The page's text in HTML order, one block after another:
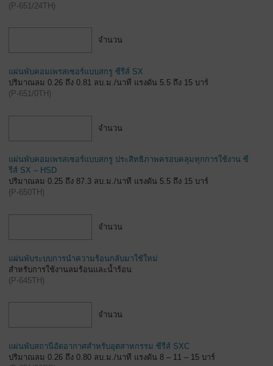
(P-651/24TH )
จำนวน
แผ่นพับคอมเพรสเซอร์แบบสกรู ซีรีส์ SX
ปริมาณลม 0.26 ถึง 0.81 ลบ.ม./นาที แรงดัน 5.5 ถึง 15 บาร์
(P-651/0TH )
จำนวน
แผ่นพับคอมเพรสเซอร์แบบสกรู ประสิทธิภาพครอบคลุมทุกการใช้งาน ซี
รีส์ SX – HSD
ปริมาณลม 0.25 ถึง 87.3 ลบ.ม./นาที แรงดัน 5.5 ถึง 15 บาร์
(P-650TH )
จำนวน
แผ่นพับระบบการนำความร้อนกลับมาใช้ใหม่
สำหรับการใช้งานลมร้อนและน้ำร้อน
(P-645TH)
จำนวน
แผ่นพับสถานีอัดอากาศสำหรับอุตสาหกรรม ซีรีส์ SXC
ปริมาณลม 0.26 ถึง 0.80 ลบ.ม./นาที แรงดัน 8 – 11 – 15 บาร์